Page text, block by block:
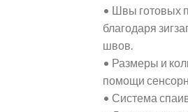
• Швы готовых
благодаря
швов.
• Размеры и
помощи
• Система